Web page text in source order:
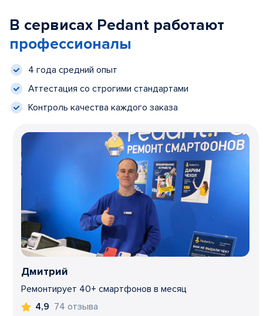
В сервисах Pedant работают
профессионалы
4 года средний опыт
Аттестация со строгими стандартами
Контроль качества каждого заказа
Дмитрий
Ремонтирует 40+ смартфонов в месяц
4,9 74 отзыва